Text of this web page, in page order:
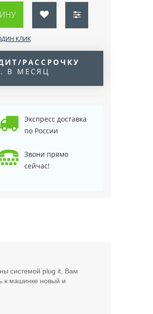
КЛИК
РАССРОЧКУ
В МЕСЯЦ
Экспресс доставка
по России
Звони прямо
сейчас!
системой plug it, Вам
к машинке новый и